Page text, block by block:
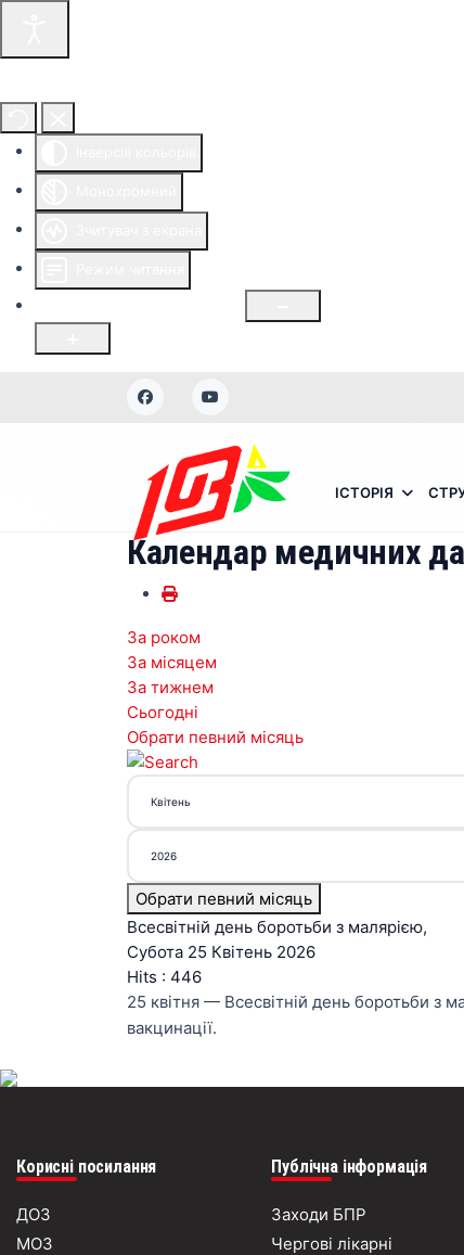
ІСТОРІЯ
Календар медичних
За роком
За місяцем
За тижнем
Сьогодні
Обрати певний місяць
Обрати певний місяць
Всесвітній день боротьби з малярією,
Субота 25 Квітень 2026
Hits : 446
25 квітня — Всесвітній день боротьби з
вакцинації.
Корисні посилання
ДОЗ
МОЗ
Публічна інформація
Заходи БПР
Чергові лікарні